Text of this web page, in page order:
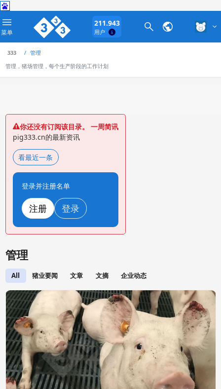
菜单
211.943
用户
333
管理
管理，猪场管理，每个生产阶段的工作计划
你还没有订阅该目录。 一周简讯
pig333.cn的最新资讯
看最近一条
登录并注册名单
注册 登录
管理
All 猪业要闻 文章 文摘 企业动态